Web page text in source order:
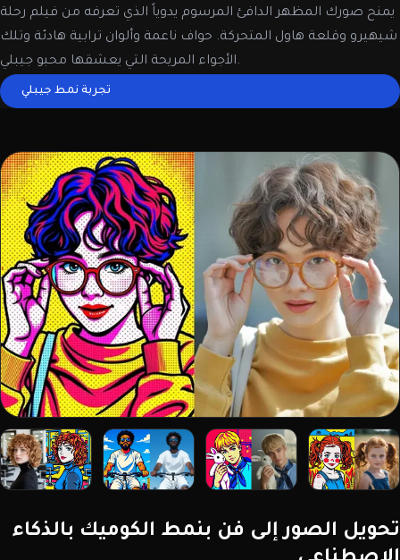
يمنح صورك المظهر الدافئ المرسوم يدوياً الذي تعرفه من فيلم رحلة
شيهيرو وقلعة هاول المتحركة. حواف ناعمة وألوان ترابية هادئة وتلك
الأجواء المريحة التي يعشقها محبو جيبلي.
تجربة نمط جيبلي
تحويل الصور إلى فن بنمط الكوميك بالذكاء